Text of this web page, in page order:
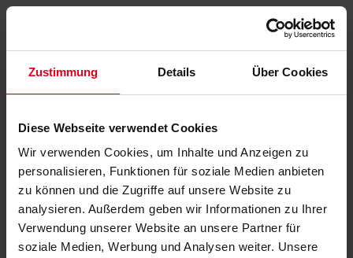
Zustimmung Details Über Cookies
Diese Webseite verwendet Cookies
Wir verwenden Cookies, um Inhalte und Anzeigen zu
personalisieren, Funktionen für soziale Medien anbieten
zu können und die Zugriffe auf unsere Website zu
analysieren. Außerdem geben wir Informationen zu Ihrer
Verwendung unserer Website an unsere Partner für
soziale Medien, Werbung und Analysen weiter. Unsere